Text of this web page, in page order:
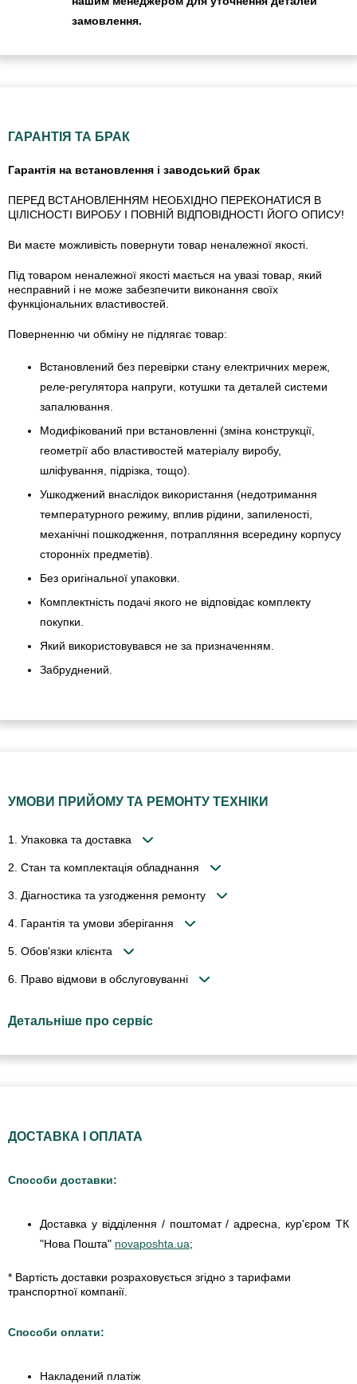
замовлення.
ГАРАНТІЯ ТА БРАК
Гарантія на встановлення і заводський брак
ПЕРЕД ВСТАНОВЛЕННЯМ НЕОБХІДНО ПЕРЕКОНАТИСЯ В
ЦІЛІСНОСТІ ВИРОБУ І ПОВНІЙ ВІДПОВІДНОСТІ ЙОГО ОПИСУ!
Ви маєте можливість повернути товар неналежної якості.
Під товаром неналежної якості мається на увазі товар, який
несправний і не може забезпечити виконання своїх
функціональних властивостей.
Поверненню чи обміну не підлягає товар:
Встановлений без перевірки стану електричних мереж,
реле-регулято­ра напруги, котушки та деталей системи
запалювання.
Модифікований при встановленні (зміна конструкції,
геометрії або властивостей матеріалу виробу,
шліфування, підрізка, тощо).
Ушкоджений внаслідок використання (недотримання
температурного режиму, вплив рідини, запиленості,
механічні пошкодження, потрапляння всередину корпусу
сторонніх предметів).
Без оригінальної упаковки.
Комплектність подачі якого не відповідає комплекту
покупки.
Який використовувався не за призначенням.
Забруднений.
УМОВИ ПРИЙОМУ ТА РЕМОНТУ ТЕХНІКИ
1. Упаковка та доставка
2. Стан та комплектація обладнання
3. Діагностика та узгодження ремонту
4. Гарантія та умови зберігання
5. Обов'язки клієнта
6. Право відмови в обслуговуванні
Детальніше про сервіс
ДОСТАВКА І ОПЛАТА
Способи доставки:
Доставка у відділення / поштомат / адресна, кур'єром ТК
"Нова Пошта" novaposhta.ua;
* Вартість доставки розраховується згідно з тарифами
транспортної компанії.
Способи оплати:
Накладений платіж